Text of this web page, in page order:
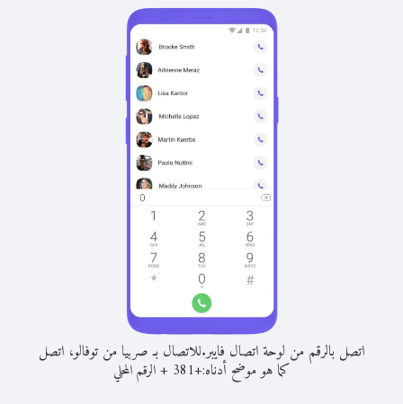
اتصل بالرقم من لوحة اتصال فايبر.للاتصال بـ صربيا من توفالو، اتصل
كما هو موضح أدناه:+
381
+الرقم المحلي